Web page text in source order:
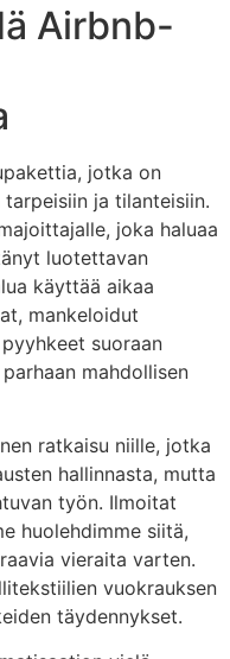
Airbnb-
jotka on
ja tilanteisiin.
joka haluaa
luotettavan
käyttää aikaa
mankeloidut
suoraan
mahdollisen
ratkaisu niille, jotka
hallinnasta, mutta
työn. Ilmoitat
huolehdimme siitä,
vieraita varten.
vuokrauksen
täydennykset.